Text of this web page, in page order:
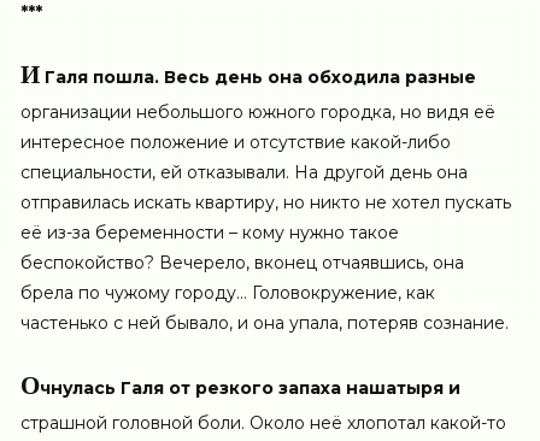
***
И Галя пошла. Весь день она обходила разные
организации небольшого южного городка, но видя её
интересное положение и отсутствие какой-либо
специальности, ей отказывали. На другой день она
отправилась искать квартиру, но никто не хотел пускать
её из-за беременности – кому нужно такое
беспокойство? Вечерело, вконец отчаявшись, она
брела по чужому городу… Головокружение, как
частенько с ней бывало, и она упала, потеряв сознание.
Очнулась Галя от резкого запаха нашатыря и
страшной головной боли. Около неё хлопотал какой-то